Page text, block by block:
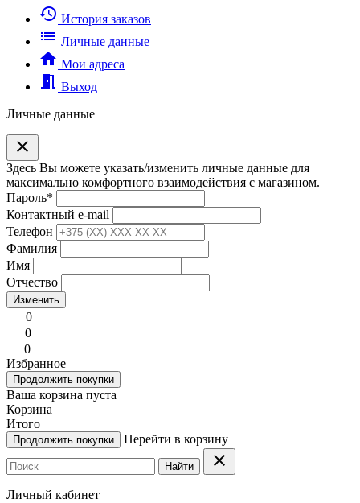
history История заказов
list Личные данные
home Мои адреса
meeting_room Выход
Личные данные
clear
Здесь Вы можете указать/изменить личные данные для
максимально комфортного взаимодействия с магазином.
Пароль*
Контактный e-mail
Телефон
Фамилия
Имя
Отчество
Изменить
0
0
0
Избранное
Продолжить покупки
Ваша корзина пуста
Корзина
Итого
Продолжить покупки Перейти в корзину
Найти clear
Личный кабинет